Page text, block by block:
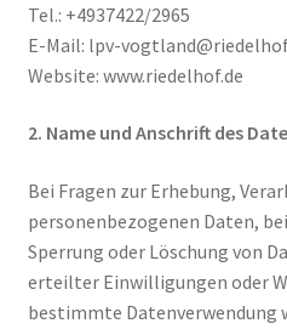
Tel.: +4937422/2965
E-Mail: lpv-
Website: www.riedelhof.de
2. Name und Anschrift des
Bei Fragen zur Erhebung,
personenbezogenen Daten,
Sperrung oder Löschung von
erteilter Einwilligungen oder
bestimmte Datenverwendung